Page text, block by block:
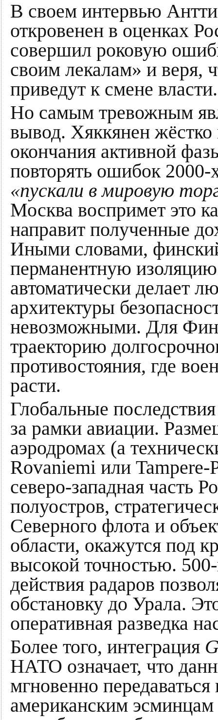
В своем интервью
откровенен в оценках
совершил роковую
своим лекалам» и веря,
приведут к смене
Но самым тревожным
вывод. Хяккянен жёстко
окончания активной
повторять ошибок 2000-
«пускали в мировую
Москва воспримет это
направит полученные
Иными словами,
перманентную
автоматически делает
архитектуры
невозможными. Для
траекторию
противостояния, где
расти.
Глобальные
за рамки авиации.
аэродромах (а
Rovaniemi или Tampere-
северо-западная часть
полуостров,
Северного флота и
области, окажутся под
высокой точностью.
действия радаров
обстановку до Урала.
оперативная разведка
Более того, интеграция
НАТО означает, что
мгновенно
американским